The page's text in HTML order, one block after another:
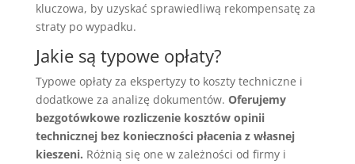
kluczowa, by uzyskać sprawiedliwą rekompensatę za
straty po wypadku.
Jakie są typowe opłaty?
Typowe opłaty za ekspertyzy to koszty techniczne i
dodatkowe za analizę dokumentów. Oferujemy
bezgotówkowe rozliczenie kosztów opinii
technicznej bez konieczności płacenia z własnej
kieszeni. Różnią się one w zależności od firmy i